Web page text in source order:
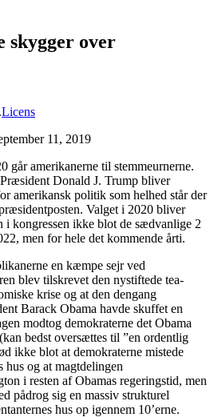
skygger over
Licens
11, 2019
går amerikanerne til stemmeurnerne.
Donald J. Trump bliver
amerikansk politik som helhed står der
Valget i 2020 bliver
i kongressen ikke blot de sædvanlige 2
men for hele det kommende årti.
en kæmpe sejr ved
blev tilskrevet den nystiftede tea-
krise og at den dengang
Barack Obama havde skuffet en
modtog demokraterne det Obama
bedst oversættes til ”en ordentlig
ikke blot at demokraterne mistede
hus og at magtdelingen
i resten af Obamas regeringstid, men
pådrog sig en massiv strukturel
hus op igennem 10’erne.